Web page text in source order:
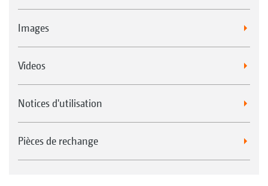
Images
Videos
Notices d'utilisation
Pièces de rechange